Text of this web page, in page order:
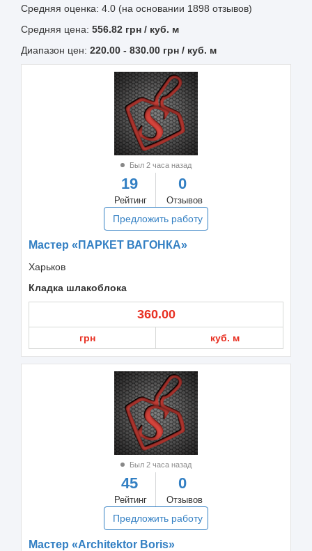
Средняя оценка: 4.0 (на основании 1898 отзывов)
Средняя цена: 556.82 грн / куб. м
Диапазон цен: 220.00 - 830.00 грн / куб. м
Был 2 часа назад
19
Рейтинг
0
Отзывов
Предложить работу
Мастер «ПАРКЕТ ВАГОНКА»
Харьков
Кладка шлакоблока
360.00
грн куб. м
Был 2 часа назад
45
Рейтинг
0
Отзывов
Предложить работу
Мастер «Architektor Boris»